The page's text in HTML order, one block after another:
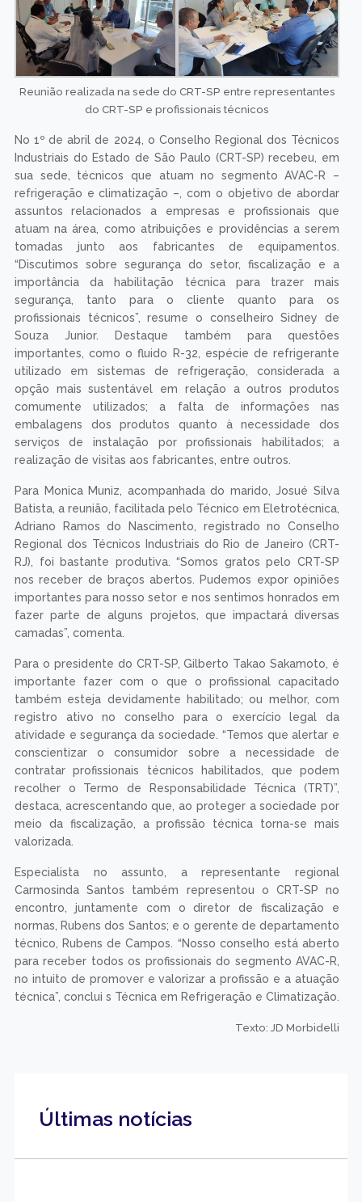
Reunião realizada na sede do CRT-SP entre representantes
do CRT-SP e profissionais técnicos
No 1º de abril de 2024, o Conselho Regional dos Técnicos
Industriais do Estado de São Paulo (CRT-SP) recebeu, em
sua sede, técnicos que atuam no segmento AVAC-R –
refrigeração e climatização –, com o objetivo de abordar
assuntos relacionados a empresas e profissionais que
atuam na área, como atribuições e providências a serem
tomadas junto aos fabricantes de equipamentos.
“Discutimos sobre segurança do setor, fiscalização e a
importância da habilitação técnica para trazer mais
segurança, tanto para o cliente quanto para os
profissionais técnicos”, resume o conselheiro Sidney de
Souza Junior. Destaque também para questões
importantes, como o fluido R-32, espécie de refrigerante
utilizado em sistemas de refrigeração, considerada a
opção mais sustentável em relação a outros produtos
comumente utilizados; a falta de informações nas
embalagens dos produtos quanto à necessidade dos
serviços de instalação por profissionais habilitados; a
realização de visitas aos fabricantes, entre outros.
Para Monica Muniz, acompanhada do marido, Josué Silva
Batista, a reunião, facilitada pelo Técnico em Eletrotécnica,
Adriano Ramos do Nascimento, registrado no Conselho
Regional dos Técnicos Industriais do Rio de Janeiro (CRT-
RJ), foi bastante produtiva. “Somos gratos pelo CRT-SP
nos receber de braços abertos. Pudemos expor opiniões
importantes para nosso setor e nos sentimos honrados em
fazer parte de alguns projetos, que impactará diversas
camadas”, comenta.
Para o presidente do CRT-SP, Gilberto Takao Sakamoto, é
importante fazer com o que o profissional capacitado
também esteja devidamente habilitado; ou melhor, com
registro ativo no conselho para o exercício legal da
atividade e segurança da sociedade. “Temos que alertar e
conscientizar o consumidor sobre a necessidade de
contratar profissionais técnicos habilitados, que podem
recolher o Termo de Responsabilidade Técnica (TRT)”,
destaca, acrescentando que, ao proteger a sociedade por
meio da fiscalização, a profissão técnica torna-se mais
valorizada.
Especialista no assunto, a representante regional
Carmosinda Santos também representou o CRT-SP no
encontro, juntamente com o diretor de fiscalização e
normas, Rubens dos Santos; e o gerente de departamento
técnico, Rubens de Campos. “Nosso conselho está aberto
para receber todos os profissionais do segmento AVAC-R,
no intuito de promover e valorizar a profissão e a atuação
técnica”, conclui s Técnica em Refrigeração e Climatização.
Texto: JD Morbidelli
Últimas notícias